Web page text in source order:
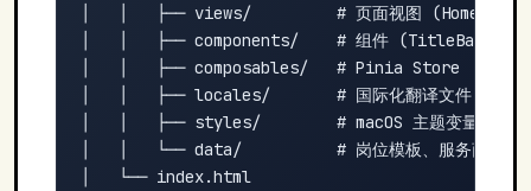
│   │   ├── views/         # 页面视图 (HomeView,
│   │   ├── components/    # 组件 (TitleBar,
│   │   ├── composables/   # Pinia Store
│   │   ├── locales/       # 国际化翻译文件
│   │   ├── styles/        # macOS 主题变量
│   │   └── data/          # 岗位模板、服务商配置
│   └── index.html